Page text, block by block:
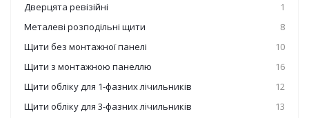
Дверцята ревізійні
1
Металеві розподільні щити
8
Щити без монтажної панелі
10
Щити з монтажною панеллю
16
Щити обліку для 1-фазних лічильників
12
Щити обліку для 3-фазних лічильників
13